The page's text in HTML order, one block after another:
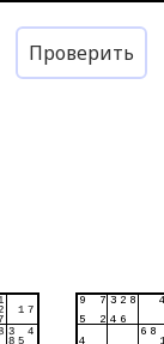
Проверить